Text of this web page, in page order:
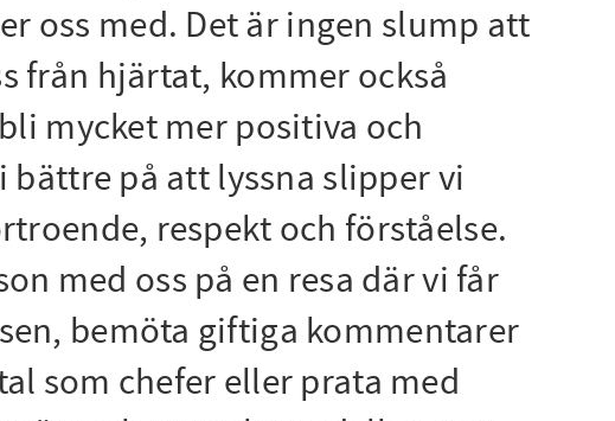
oss med. Det är ingen slump att
från hjärtat, kommer också
mycket mer positiva och
på att lyssna slipper vi
respekt och förståelse.
med oss på en resa där vi får
bemöta giftiga kommentarer
som chefer eller prata med